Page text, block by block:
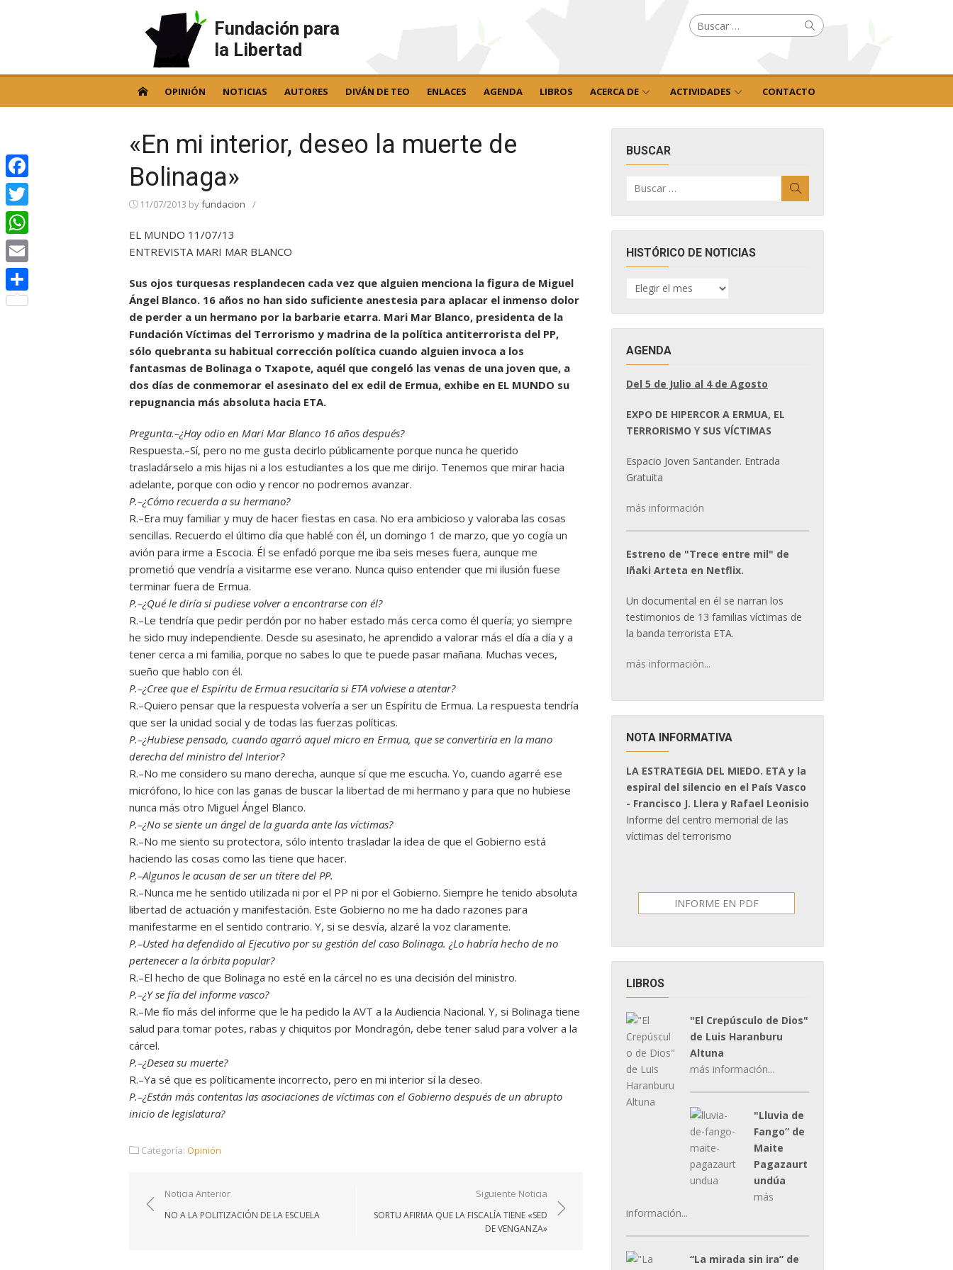
Fundación para
la Libertad
Buscar
por: Buscar
OPINIÓN NOTICIAS AUTORES DIVÁN DE TEO ENLACES AGENDA LIBROS ACERCA DE ACTIVIDADES CONTACTO
«En mi interior, deseo la muerte de
Bolinaga»
11/07/2013 byfundacion /
EL MUNDO 11/07/13
ENTREVISTA MARI MAR BLANCO
Sus ojos turquesas resplandecen cada vez que alguien menciona la figura de Miguel
Ángel Blanco. 16 años no han sido suficiente anestesia para aplacar el inmenso dolor
de perder a un hermano por la barbarie etarra. Mari Mar Blanco, presidenta de la
Fundación Víctimas del Terrorismo y madrina de la política antiterrorista del PP,
sólo quebranta su habitual corrección política cuando alguien invoca a los
fantasmas de Bolinaga o Txapote, aquél que congeló las venas de una joven que, a
dos días de conmemorar el asesinato del ex edil de Ermua, exhibe en EL MUNDO su
repugnancia más absoluta hacia ETA.
Pregunta.–¿Hay odio en Mari Mar Blanco 16 años después?
Respuesta.–Sí, pero no me gusta decirlo públicamente porque nunca he querido
trasladárselo a mis hijas ni a los estudiantes a los que me dirijo. Tenemos que mirar hacia
adelante, porque con odio y rencor no podremos avanzar.
P.–¿Cómo recuerda a su hermano?
R.–Era muy familiar y muy de hacer fiestas en casa. No era ambicioso y valoraba las cosas
sencillas. Recuerdo el último día que hablé con él, un domingo 1 de marzo, que yo cogía un
avión para irme a Escocia. Él se enfadó porque me iba seis meses fuera, aunque me
prometió que vendría a visitarme ese verano. Nunca quiso entender que mi ilusión fuese
terminar fuera de Ermua.
P.–¿Qué le diría si pudiese volver a encontrarse con él?
R.–Le tendría que pedir perdón por no haber estado más cerca como él quería; yo siempre
he sido muy independiente. Desde su asesinato, he aprendido a valorar más el día a día y a
tener cerca a mi familia, porque no sabes lo que te puede pasar mañana. Muchas veces,
sueño que hablo con él.
P.–¿Cree que el Espíritu de Ermua resucitaría si ETA volviese a atentar?
R.–Quiero pensar que la respuesta volvería a ser un Espíritu de Ermua. La respuesta tendría
que ser la unidad social y de todas las fuerzas políticas.
P.–¿Hubiese pensado, cuando agarró aquel micro en Ermua, que se convertiría en la mano
derecha del ministro del Interior?
R.–No me considero su mano derecha, aunque sí que me escucha. Yo, cuando agarré ese
micrófono, lo hice con las ganas de buscar la libertad de mi hermano y para que no hubiese
nunca más otro Miguel Ángel Blanco.
P.–¿No se siente un ángel de la guarda ante las víctimas?
R.–No me siento su protectora, sólo intento trasladar la idea de que el Gobierno está
haciendo las cosas como las tiene que hacer.
P.–Algunos le acusan de ser un títere del PP.
R.–Nunca me he sentido utilizada ni por el PP ni por el Gobierno. Siempre he tenido absoluta
libertad de actuación y manifestación. Este Gobierno no me ha dado razones para
manifestarme en el sentido contrario. Y, si se desvía, alzaré la voz claramente.
P.–Usted ha defendido al Ejecutivo por su gestión del caso Bolinaga. ¿Lo habría hecho de no
pertenecer a la órbita popular?
R.–El hecho de que Bolinaga no esté en la cárcel no es una decisión del ministro.
P.–¿Y se fía del informe vasco?
R.–Me fío más del informe que le ha pedido la AVT a la Audiencia Nacional. Y, si Bolinaga tiene
salud para tomar potes, rabas y chiquitos por Mondragón, debe tener salud para volver a la
cárcel.
P.–¿Desea su muerte?
R.–Ya sé que es políticamente incorrecto, pero en mi interior sí la deseo.
P.–¿Están más contentas las asociaciones de víctimas con el Gobierno después de un abrupto
inicio de legislatura?
Categoría: Opinión
Navegación
de
Noticia Anterior
NO A LA POLITIZACIÓN DE LA ESCUELA
Siguiente Noticia
SORTU AFIRMA QUE LA FISCALÍA TIENE «SED
DE VENGANZA»
BUSCAR
por:
HISTÓRICO DE NOTICIAS
HISTÓRICO
DE
AGENDA
Del 5 de Julio al 4 de Agosto
EXPO DE HIPERCOR A ERMUA, EL
TERRORISMO Y SUS VÍCTIMAS
Espacio Joven Santander. Entrada
Gratuita
más información
Estreno de "Trece entre mil" de
Iñaki Arteta en Netflix.
Un documental en él se narran los
testimonios de 13 familias víctimas de
la banda terrorista ETA.
más información...
NOTA INFORMATIVA
LA ESTRATEGIA DEL MIEDO. ETA y la
espiral del silencio en el País Vasco
- Francisco J. Llera y Rafael Leonisio
Informe del centro memorial de las
víctimas del terrorismo
INFORME EN PDF
LIBROS
"El Crepúsculo de Dios"
de Luis Haranburu
Altuna
más información...
"Lluvia de
Fango” de
Maite
Pagazaurt
undúa
más
información...
“La mirada sin ira” de
Facebook
Twitter
WhatsApp
Email
Compartir